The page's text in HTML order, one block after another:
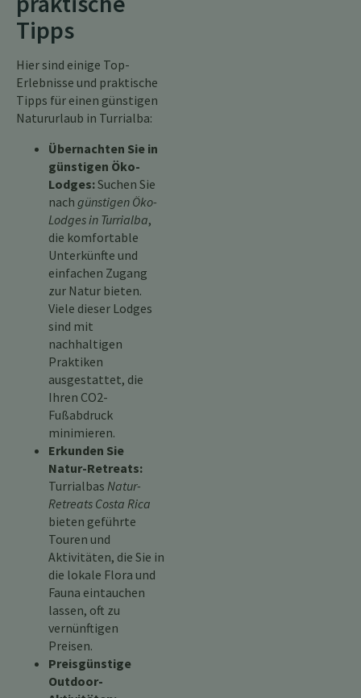
Tipps
Hier sind einige Top-
Erlebnisse und praktische
Tipps für einen günstigen
Natururlaub in Turrialba:
Übernachten Sie in
günstigen Öko-
Lodges:Suchen Sie
nach günstigen Öko-
Lodges in Turrialba,
die komfortable
Unterkünfte und
einfachen Zugang
zur Natur bieten.
Viele dieser Lodges
sind mit
nachhaltigen
Praktiken
ausgestattet, die
Ihren CO2-
Fußabdruck
minimieren.
Erkunden Sie
Natur-Retreats:
Turrialbas Natur-
Retreats Costa Rica
bieten geführte
Touren und
Aktivitäten, die Sie in
die lokale Flora und
Fauna eintauchen
lassen, oft zu
vernünftigen
Preisen.
Preisgünstige
Outdoor-